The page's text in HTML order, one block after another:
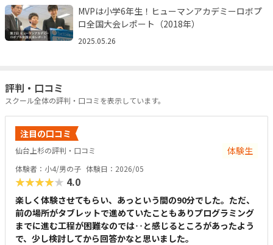
MVPは小学6年生！ヒューマンアカデミーロボプ
ロ全国大会レポート（2018年）
2025.05.26
評判・口コミ
スクール全体の評判・口コミを表示しています。
注目の口コミ
仙台上杉の評判・口コミ 体験生
体験者：小4/男の子 体験日：2026/05
★★★★★ 4.0
楽しく体験させてもらい、あっという間の90分でした。ただ、
前の場所がタブレットで進めていたこともありプログラミング
までに進む工程が困難なのでは‥と感じるところがあったよう
で、少し検討してから回答かなと思いました。